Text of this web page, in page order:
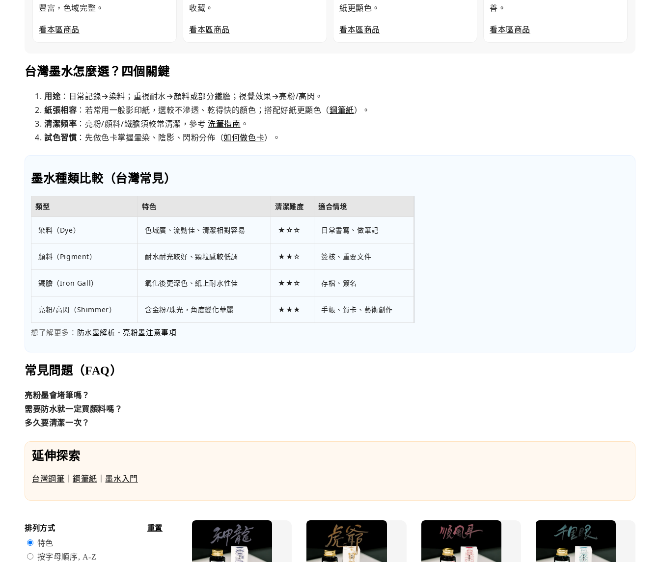
豐富，色域完整。
看本區商品
收藏。
看本區商品
紙更顯色。
看本區商品
善。
看本區商品
台灣墨水怎麼選？四個關鍵
用途：日常記錄→染料；重視耐水→顏料或部分鐵膽；視覺效果→亮粉/高閃。
紙張相容 ：若常用一般影印紙，選較不滲透、乾得快的顏色；搭配好紙更顯色（鋼筆紙）。
清潔頻率 ：亮粉/顏料/鐵膽須較常清潔，參考洗筆指南 。
試色習慣 ：先做色卡掌握暈染、陰影、閃粉分佈（如何做色卡）。
墨水種類比較（台灣常見）
類型 特色 清潔難度 適合情境
染料（Dye） 色域廣、流動佳、清潔相對容易 ★☆☆ 日常書寫、做筆記
顏料（Pigment） 耐水耐光較好、顆粒感較低調 ★★☆ 簽核、重要文件
鐵膽（Iron Gall） 氧化後更深色、紙上耐水性佳 ★★☆ 存檔、簽名
亮粉/高閃（Shimmer） 含金粉/珠光，角度變化華麗 ★★★ 手帳、賀卡、藝術創作
想了解更多： 防水墨解析 ・亮粉墨注意事項
常見問題（FAQ）
亮粉墨會堵筆嗎？
需要防水就一定買顏料嗎？
多久要清潔一次？
延伸探索
台灣鋼筆 ｜鋼筆紙 墨水入門
排列方式 重置
特色
按字母順序, A-Z